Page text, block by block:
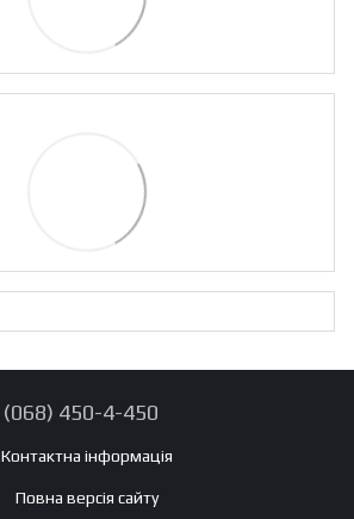
(068) 450-4-450
Контактна інформація
Повна версія сайту